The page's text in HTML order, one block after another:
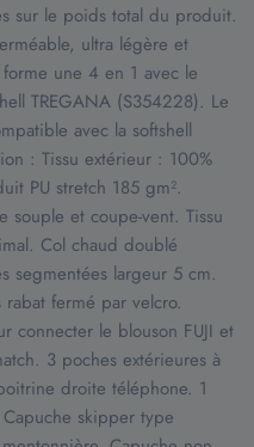
sur le poids total du produit.
ultra légère et
une 4 en 1 avec le
TREGANA (S354228). Le
avec la softshell
: Tissu extérieur : 100%
PU stretch 185 gm².
souple et coupe-vent. Tissu
Col chaud doublé
segmentées largeur 5 cm.
fermé par velcro.
connecter le blouson FUJI et
3 poches extérieures à
droite téléphone. 1
skipper type